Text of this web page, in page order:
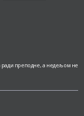
ради преподне, а недељом не